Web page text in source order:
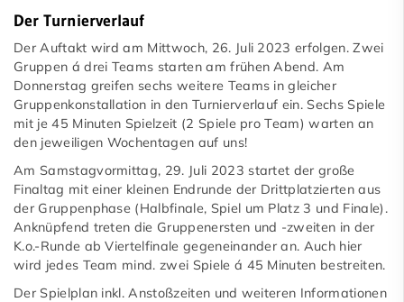
Der Turnierverlauf
Der Auftakt wird am Mittwoch, 26. Juli 2023 erfolgen. Zwei
Gruppen á drei Teams starten am frühen Abend. Am
Donnerstag greifen sechs weitere Teams in gleicher
Gruppenkonstallation in den Turnierverlauf ein. Sechs Spiele
mit je 45 Minuten Spielzeit (2 Spiele pro Team) warten an
den jeweiligen Wochentagen auf uns!
Am Samstagvormittag, 29. Juli 2023 startet der große
Finaltag mit einer kleinen Endrunde der Drittplatzierten aus
der Gruppenphase (Halbfinale, Spiel um Platz 3 und Finale).
Anknüpfend treten die Gruppenersten und -zweiten in der
K.o.-Runde ab Viertelfinale gegeneinander an. Auch hier
wird jedes Team mind. zwei Spiele á 45 Minuten bestreiten.
Der Spielplan inkl. Anstoßzeiten und weiteren Informationen